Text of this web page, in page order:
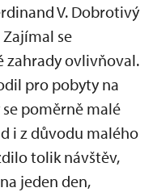
V. Dobrotivý
se
zahrady ovlivňoval.
pro pobyty na
poměrně malé
i z důvodu malého
tolik návštěv,
jeden den,